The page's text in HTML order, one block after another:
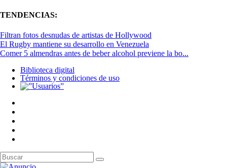
TENDENCIAS:
Filtran fotos desnudas de artistas de Hollywood
El Rugby mantiene su desarrollo en Venezuela
Comer 5 almendras antes de beber alcohol previene la bo...
Biblioteca digital
Términos y condiciones de uso